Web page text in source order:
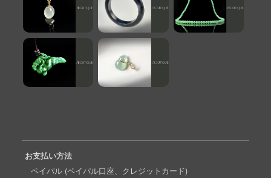
お支払い方法
ペイパル (ペイパル口座、クレジットカード)